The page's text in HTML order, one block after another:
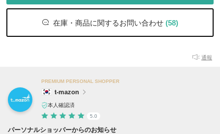
在庫・商品に関するお問い合わせ (58)
通報
PREMIUM PERSONAL SHOPPER
t-mazon
本人確認済
5.0
パーソナルショッパーからのお知らせ